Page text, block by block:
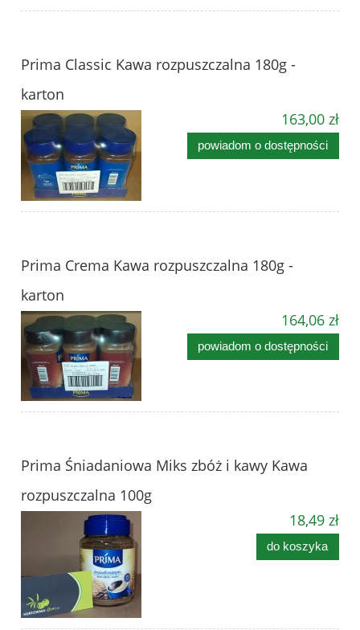
Prima Classic Kawa rozpuszczalna 180g -
karton
163,00 zł
powiadom o dostępności
Prima Crema Kawa rozpuszczalna 180g -
karton
164,06 zł
powiadom o dostępności
Prima Śniadaniowa Miks zbóż i kawy Kawa
rozpuszczalna 100g
18,49 zł
do koszyka